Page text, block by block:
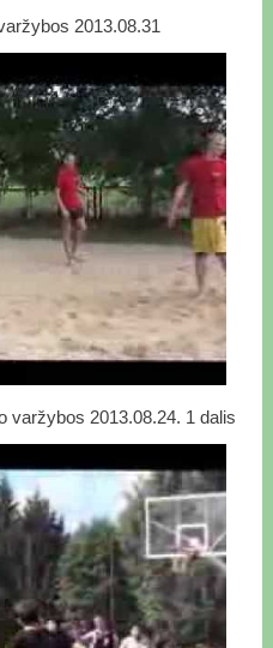
2013.08.31
varžybos 2013.08.24. 1 dalis